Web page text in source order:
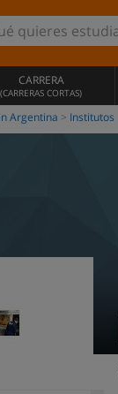
CARRERA
(CARRERAS CORTAS)
Argentina Institutos